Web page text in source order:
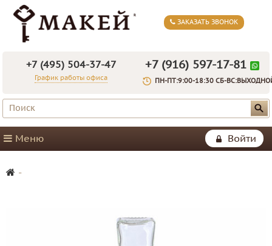
ЗАКАЗАТЬ ЗВОНОК
+7 (495) 504-37-47
График работы офиса
+7 (916) 597-17-81
ПН-ПТ:9:00-18:30 СБ-
Войти
Меню
-